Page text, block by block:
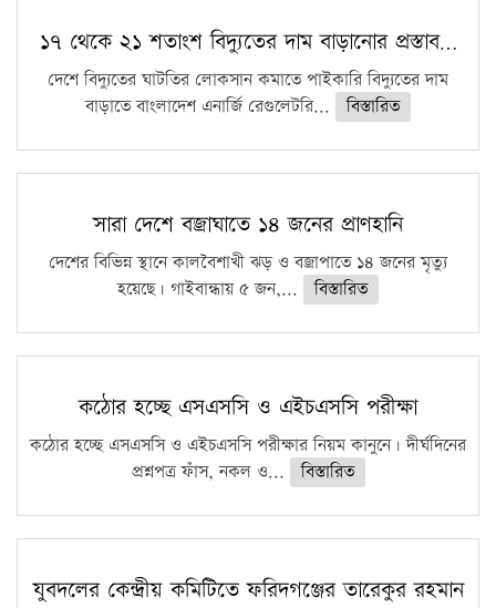
১৭ থেকে ২১ শতাংশ বিদ্যুতের দাম বাড়ানোর প্রস্তাব…
দেশে বিদ্যুতের ঘাটতির লোকসান কমাতে পাইকারি বিদ্যুতের দাম
বাড়াতে বাংলাদেশ এনার্জি রেগুলেটরি...
বিস্তারিত
সারা দেশে বজ্রাঘাতে ১৪ জনের প্রাণহানি
দেশের বিভিন্ন স্থানে কালবৈশাখী ঝড় ও বজ্রাপাতে ১৪ জনের মৃত্যু
হয়েছে। গাইবান্ধায় ৫ জন,...
বিস্তারিত
কঠোর হচ্ছে এসএসসি ও এইচএসসি পরীক্ষা
কঠোর হচ্ছে এসএসসি ও এইচএসসি পরীক্ষার নিয়ম কানুনে। দীর্ঘদিনের
প্রশ্নপত্র ফাঁস, নকল ও...
বিস্তারিত
যুবদলের কেন্দ্রীয় কমিটিতে ফরিদগঞ্জের তারেকুর রহমান